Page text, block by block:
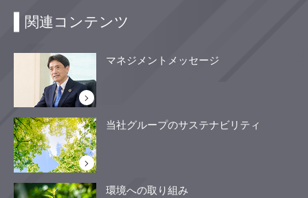
関連コンテンツ
マネジメントメッセージ
当社グループのサステナビリティ
環境への取り組み